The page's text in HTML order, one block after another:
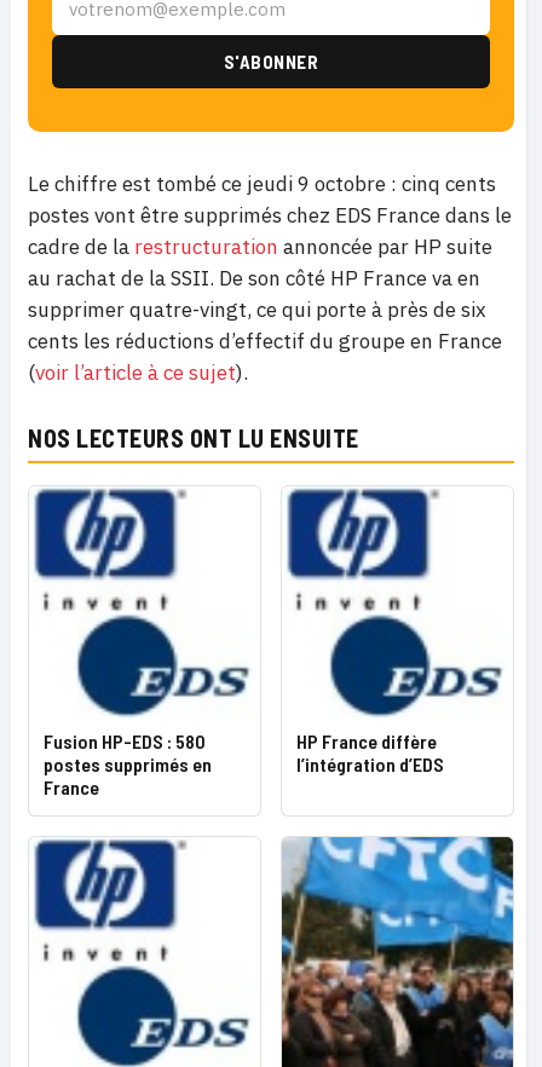
Le chiffre est tombé ce jeudi 9 octobre : cinq cents
postes vont être supprimés chez EDS France dans le
cadre de la restructuration annoncée par HP suite
au rachat de la SSII. De son côté HP France va en
supprimer quatre-vingt, ce qui porte à près de six
cents les réductions d’effectif du groupe en France
(voir l’article à ce sujet).
NOS LECTEURS ONT LU ENSUITE
Fusion HP-EDS : 580
postes supprimés en
France
HP France diffère
l’intégration d’EDS